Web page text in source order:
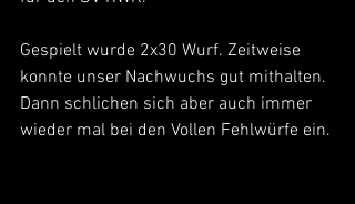
Gespielt wurde 2x30 Wurf. Zeitweise
konnte unser Nachwuchs gut mithalten.
Dann schlichen sich aber auch immer
wieder mal bei den Vollen Fehlwürfe ein.